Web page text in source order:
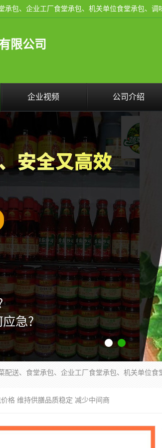
限公司
企业视频 公司介绍
格 维持供膳品质稳定 减少中间商